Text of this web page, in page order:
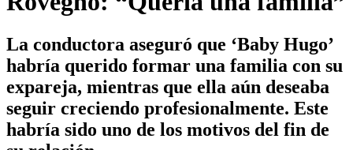
La conductora aseguró que ‘Baby Hugo’
habría querido formar una familia con su
expareja, mientras que ella aún deseaba
seguir creciendo profesionalmente. Este
habría sido uno de los motivos del fin de